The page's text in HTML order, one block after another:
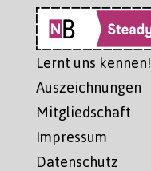
Lernt uns kennen!
Auszeichnungen
Mitgliedschaft
Impressum
Datenschutz